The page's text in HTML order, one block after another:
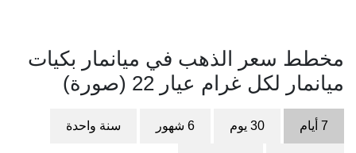
مخطط سعر الذهب في ميانمار بكيات
ميانمار لكل غرام عيار 22 (صورة)
7 أيام 30 يوم 6 شهور سنة واحدة